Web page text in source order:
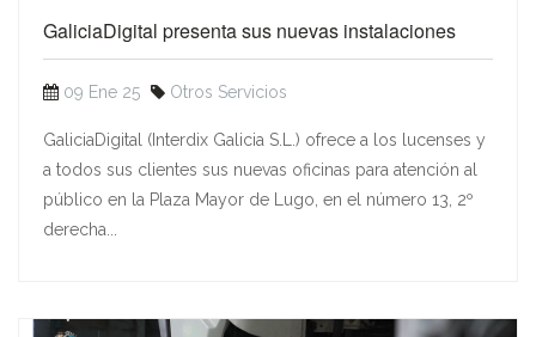
GaliciaDigital presenta sus nuevas instalaciones
09 Ene 25 Otros Servicios
GaliciaDigital (Interdix Galicia S.L.) ofrece a los lucenses y
a todos sus clientes sus nuevas oficinas para atención al
público en la Plaza Mayor de Lugo, en el número 13, 2º
derecha...